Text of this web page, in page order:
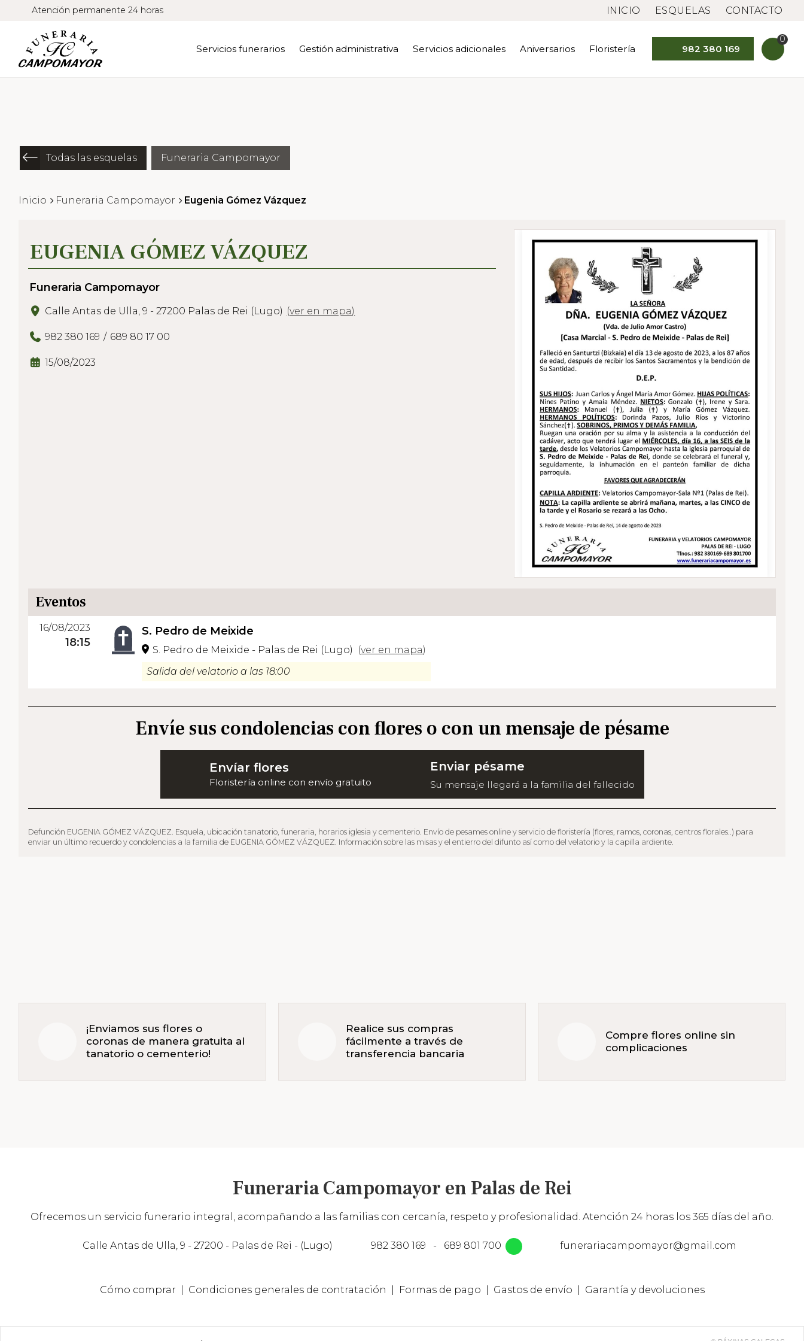
Atención permanente 24 horas INICIO ESQUELAS CONTACTO
Servicios funerarios Gestión administrativa Servicios adicionales Aniversarios Floristería 982 380 169
0
Todas las esquelas Funeraria Campomayor
Inicio Funeraria Campomayor Eugenia Gómez Vázquez
EUGENIA GÓMEZ VÁZQUEZ
Funeraria Campomayor
Calle Antas de Ulla, 9 - 27200 Palas de Rei (Lugo) (ver en mapa)
982 380 169 689 80 17 00
15/08/2023
Eventos
16/08/2023
18:15
S. Pedro de Meixide
S. Pedro de Meixide - Palas de Rei (Lugo) (ver en mapa)
Salida del velatorio a las 18:00
Envíe sus condolencias con flores o con un mensaje de pésame
Envíar flores
Floristería online con envío gratuito
Enviar pésame
Su mensaje llegará a la familia del fallecido
Defunción EUGENIA GÓMEZ VÁZQUEZ. Esquela, ubicación tanatorio, funeraria, horarios iglesia y cementerio. Envío de pesames online y servicio de floristería (flores, ramos, coronas, centros florales..) para
enviar un último recuerdo y condolencias a la familia de EUGENIA GÓMEZ VÁZQUEZ. Información sobre las misas y el entierro del difunto así como del velatorio y la capilla ardiente.
¡Enviamos sus flores o
coronas de manera gratuita al
tanatorio o cementerio!
Realice sus compras
fácilmente a través de
transferencia bancaria
Compre flores online sin
complicaciones
Funeraria Campomayor en Palas de Rei
Ofrecemos un servicio funerario integral, acompañando a las familias con cercanía, respeto y profesionalidad. Atención 24 horas los 365 días del año.
Calle Antas de Ulla, 9 - 27200 - Palas de Rei - (Lugo) 982 380 169 - 689 801 700 funerariacampomayor@gmail.com
Cómo comprar Condiciones generales de contratación Formas de pago Gastos de envío Garantía y devoluciones